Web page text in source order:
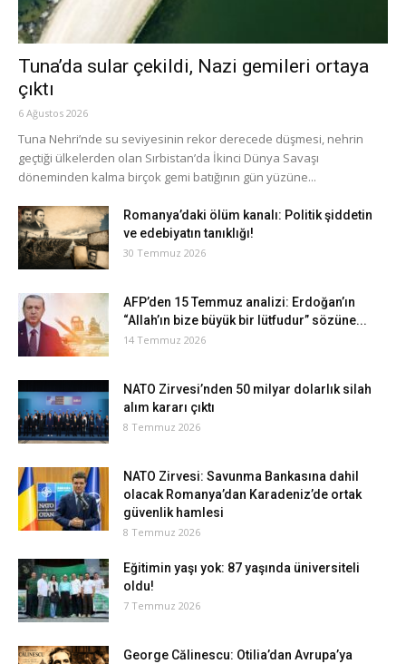
Tuna’da sular çekildi, Nazi gemileri ortaya
çıktı
6 Ağustos 2026
Tuna Nehri’nde su seviyesinin rekor derecede düşmesi, nehrin
geçtiği ülkelerden olan Sırbistan’da İkinci Dünya Savaşı
döneminden kalma birçok gemi batığının gün yüzüne...
Romanya’daki ölüm kanalı: Politik şiddetin
ve edebiyatın tanıklığı!
30 Temmuz 2026
AFP’den 15 Temmuz analizi: Erdoğan’ın
“Allah’ın bize büyük bir lütfudur” sözüne...
14 Temmuz 2026
NATO Zirvesi’nden 50 milyar dolarlık silah
alım kararı çıktı
8 Temmuz 2026
NATO Zirvesi: Savunma Bankasına dahil
olacak Romanya’dan Karadeniz’de ortak
güvenlik hamlesi
8 Temmuz 2026
Eğitimin yaşı yok: 87 yaşında üniversiteli
oldu!
7 Temmuz 2026
George Călinescu: Otilia’dan Avrupa’ya